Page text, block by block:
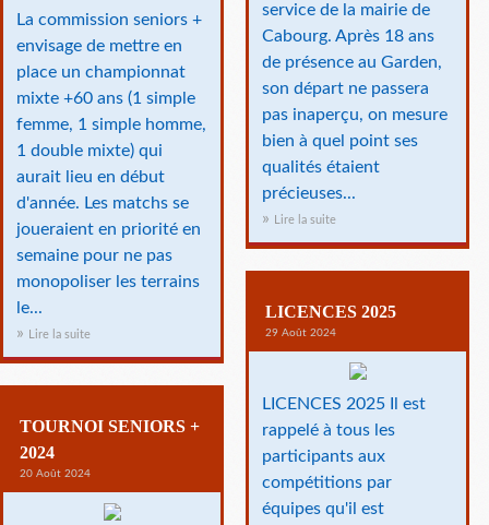
service de la mairie de
Cabourg. Après 18 ans
de présence au Garden,
son départ ne passera
pas inaperçu, on mesure
bien à quel point ses
qualités étaient
précieuses...
Lire la suite
La commission seniors +
envisage de mettre en
place un championnat
mixte +60 ans (1 simple
femme, 1 simple homme,
1 double mixte) qui
aurait lieu en début
d'année. Les matchs se
joueraient en priorité en
semaine pour ne pas
monopoliser les terrains
le...
Lire la suite
LICENCES 2025
29 Août 2024
LICENCES 2025 Il est
rappelé à tous les
participants aux
compétitions par
équipes qu'il est
TOURNOI SENIORS +
2024
20 Août 2024